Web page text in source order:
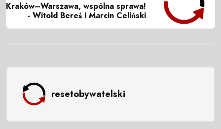
Kraków–Warszawa, wspólna sprawa!
- Witold Bereś i Marcin Celiński
resetobywatelski